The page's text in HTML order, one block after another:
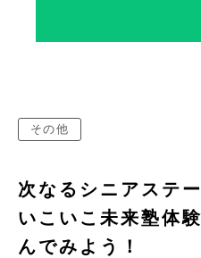
その他
次なるシニアステー
いこいこ未来塾体
んでみよう！